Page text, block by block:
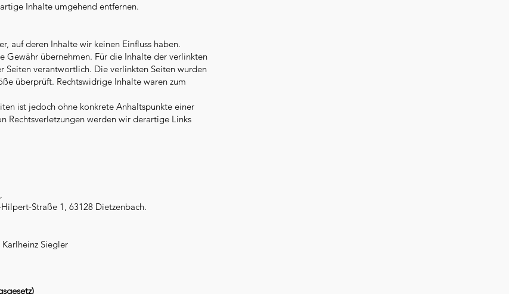
Inhalte umgehend entfernen.
auf deren Inhalte wir keinen Einfluss haben.
Gewähr übernehmen. Für die Inhalte der verlinkten
verantwortlich. Die verlinkten Seiten wurden
überprüft. Rechtswidrige Inhalte waren zum
ist jedoch ohne konkrete Anhaltspunkte einer
Rechtsverletzungen werden wir derartige Links
Straße 1, 63128 Dietzenbach.
Siegler